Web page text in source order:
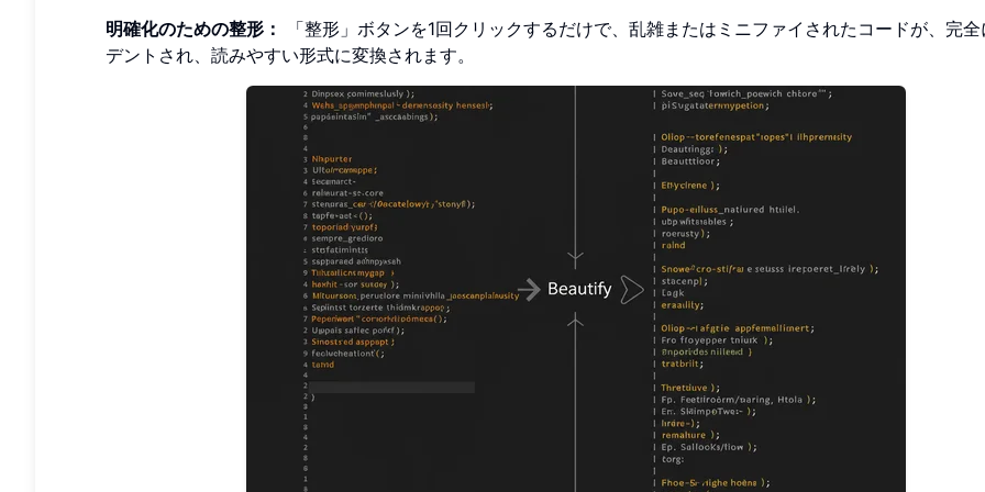
明確化のための整形：
「整形」ボタンを1回クリックするだけで、乱雑またはミニファイされたコードが、完
デントされ、読みやすい形式に変換されます。